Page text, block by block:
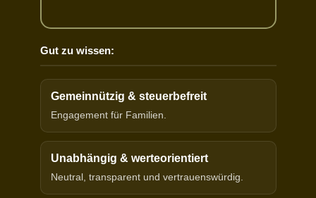
Gut zu wissen:
Gemeinnützig & steuerbefreit
Engagement für Familien.
Unabhängig & werteorientiert
Neutral, transparent und vertrauenswürdig.